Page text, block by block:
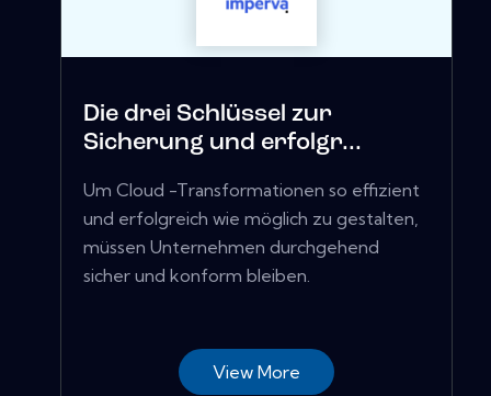
Die drei Schlüssel zur
Sicherung und erfolgr...
Um Cloud -Transformationen so effizient
und erfolgreich wie möglich zu gestalten,
müssen Unternehmen durchgehend
sicher und konform bleiben.
View More